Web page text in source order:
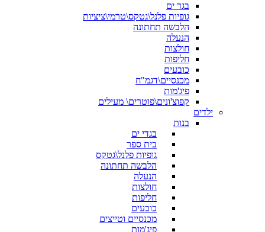
בגד ים
גופיות פלנל\גטקס\טרמי\ציציות
הלבשה תחתונה
הנעלה
חולצות
חליפות
כובעים
מכנסיים\דגמ"ח
פיג'מות
קפוצ'ונים\פוטרים\ מעילים
ילדים
בנות
בגדי ים
בית ספר
גופיות פלנל\גטקס
הלבשה תחתונה
הנעלה
חולצות
חליפות
כובעים
מכנסיים וטייצים
פיג'מות